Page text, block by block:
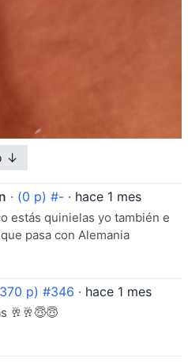
↓
· (0 p) #- · hace 1 mes
estás quinielas yo también e
pasa con Alemania
p) #346 · hace 1 mes
🥂🥂😇😇